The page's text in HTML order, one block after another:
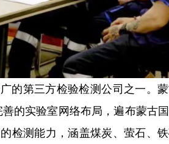
的第三方检验检测公司之一。
的实验室网络布局，遍布蒙古
检测能力，涵盖煤炭、萤石、